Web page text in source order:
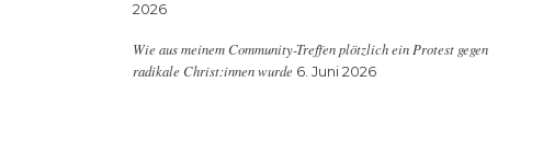
2026
Wie aus meinem Community-Treffen plötzlich ein Protest gegen
radikale Christ:innen wurde 6. Juni 2026